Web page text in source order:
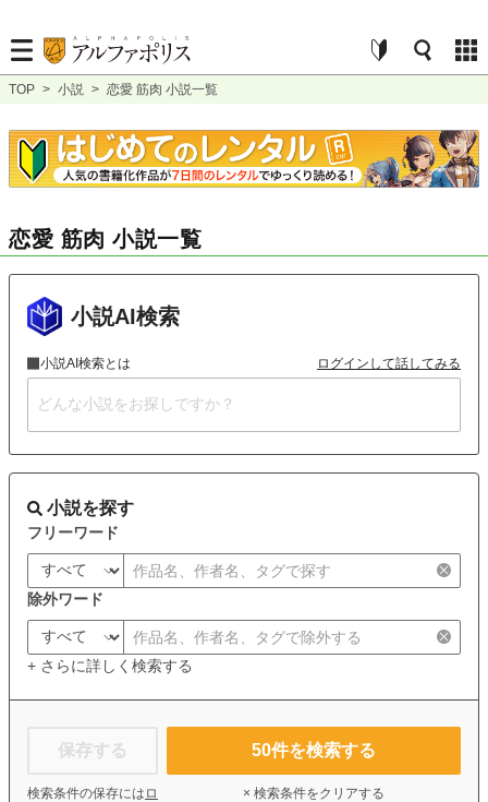
TOP > 小説 > 恋愛 筋肉 小説一覧
恋愛 筋肉 小説一覧
小説AI検索
小説AI検索とは ログインして話してみる
小説を探す
フリーワード
除外ワード
+ さらに詳しく検索する
保存する
検索条件の保存には ロ
50件を検索する
× 検索条件をクリアする